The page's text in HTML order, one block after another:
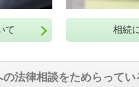
て 相続
法律相談をためらってい